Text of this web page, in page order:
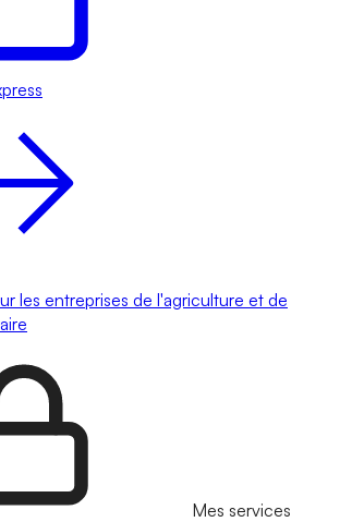
les entreprises de l'agriculture et de
Mes services